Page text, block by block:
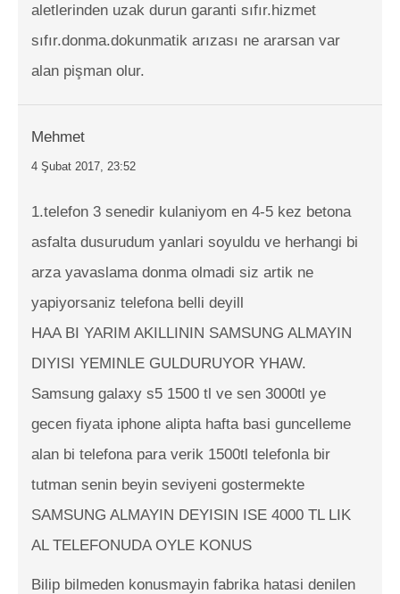
aletlerinden uzak durun garanti sıfır.hizmet
sıfır.donma.dokunmatik arızası ne ararsan var
alan pişman olur.
Mehmet
4 Şubat 2017, 23:52
1.telefon 3 senedir kulaniyom en 4-5 kez betona
asfalta dusurudum yanlari soyuldu ve herhangi bi
arza yavaslama donma olmadi siz artik ne
yapiyorsaniz telefona belli deyill
HAA BI YARIM AKILLININ SAMSUNG ALMAYIN
DIYISI YEMINLE GULDURUYOR YHAW.
Samsung galaxy s5 1500 tl ve sen 3000tl ye
gecen fiyata iphone alipta hafta basi guncelleme
alan bi telefona para verik 1500tl telefonla bir
tutman senin beyin seviyeni gostermekte
SAMSUNG ALMAYIN DEYISIN ISE 4000 TL LIK
AL TELEFONUDA OYLE KONUS
Bilip bilmeden konusmayin fabrika hatasi denilen